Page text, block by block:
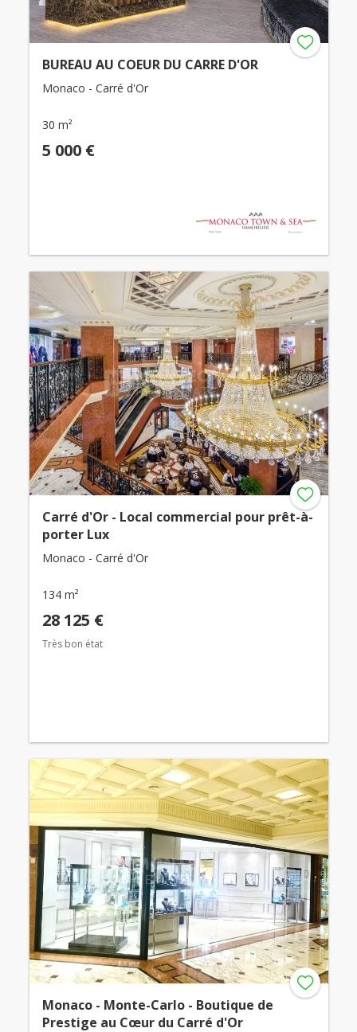
BUREAU AU COEUR DU CARRE D'OR
Monaco - Carré d'Or
30 m²
5 000 €
Carré d'Or - Local commercial pour prêt-à-
porter Lux
Monaco - Carré d'Or
134 m²
28 125 €
Très bon état
Monaco - Monte-Carlo - Boutique de
Prestige au Cœur du Carré d'Or